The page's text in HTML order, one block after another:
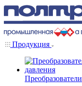
Продукция
Преобразователи